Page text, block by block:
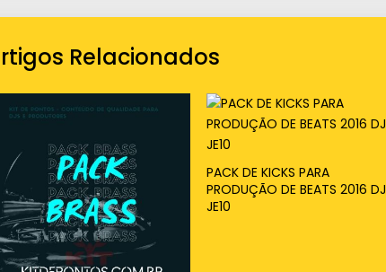
Relacionados
PACK DE KICKS PARA
PRODUÇÃO DE BEATS 2016 DJ
JE10